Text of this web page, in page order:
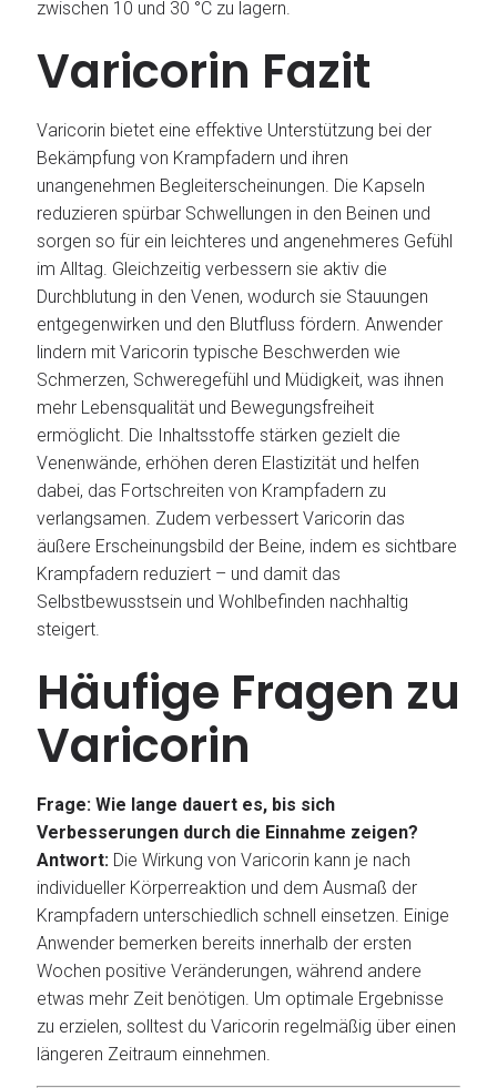
zwischen 10 und 30 °C zu lagern.
Varicorin Fazit
Varicorin bietet eine effektive Unterstützung bei der
Bekämpfung von Krampfadern und ihren
unangenehmen Begleiterscheinungen. Die Kapseln
reduzieren spürbar Schwellungen in den Beinen und
sorgen so für ein leichteres und angenehmeres Gefühl
im Alltag. Gleichzeitig verbessern sie aktiv die
Durchblutung in den Venen, wodurch sie Stauungen
entgegenwirken und den Blutfluss fördern. Anwender
lindern mit Varicorin typische Beschwerden wie
Schmerzen, Schweregefühl und Müdigkeit, was ihnen
mehr Lebensqualität und Bewegungsfreiheit
ermöglicht. Die Inhaltsstoffe stärken gezielt die
Venenwände, erhöhen deren Elastizität und helfen
dabei, das Fortschreiten von Krampfadern zu
verlangsamen. Zudem verbessert Varicorin das
äußere Erscheinungsbild der Beine, indem es sichtbare
Krampfadern reduziert – und damit das
Selbstbewusstsein und Wohlbefinden nachhaltig
steigert.
Häufige Fragen zu
Varicorin
Frage: Wie lange dauert es, bis sich
Verbesserungen durch die Einnahme zeigen?
Antwort: Die Wirkung von Varicorin kann je nach
individueller Körperreaktion und dem Ausmaß der
Krampfadern unterschiedlich schnell einsetzen. Einige
Anwender bemerken bereits innerhalb der ersten
Wochen positive Veränderungen, während andere
etwas mehr Zeit benötigen. Um optimale Ergebnisse
zu erzielen, solltest du Varicorin regelmäßig über einen
längeren Zeitraum einnehmen.